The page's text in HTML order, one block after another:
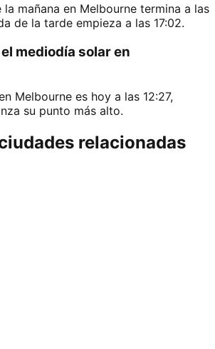
mañana en Melbourne termina a las
de la tarde empieza a las 17:02.
mediodía solar en
Melbourne es hoy a las 12:27,
su punto más alto.
relacionadas